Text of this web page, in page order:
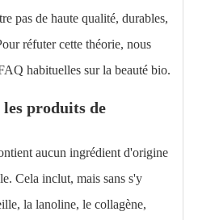
pas de haute qualité, durables,
réfuter cette théorie, nous
habituelles sur la beauté bio.
produits de
aucun ingrédient d'origine
Cela inclut, mais sans s'y
la lanoline, le collagène,